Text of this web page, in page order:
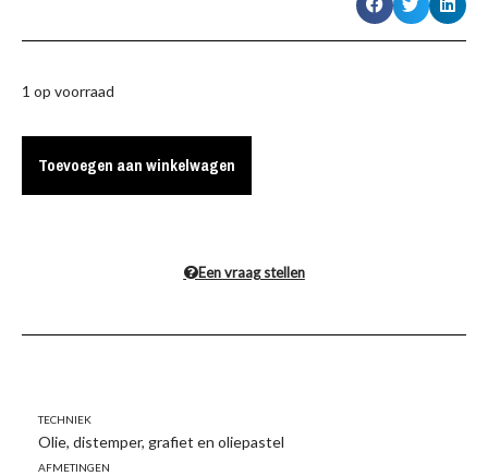
1 op voorraad
Toevoegen aan winkelwagen
Een vraag stellen
Techniek
Olie, distemper, grafiet en oliepastel
Afmetingen